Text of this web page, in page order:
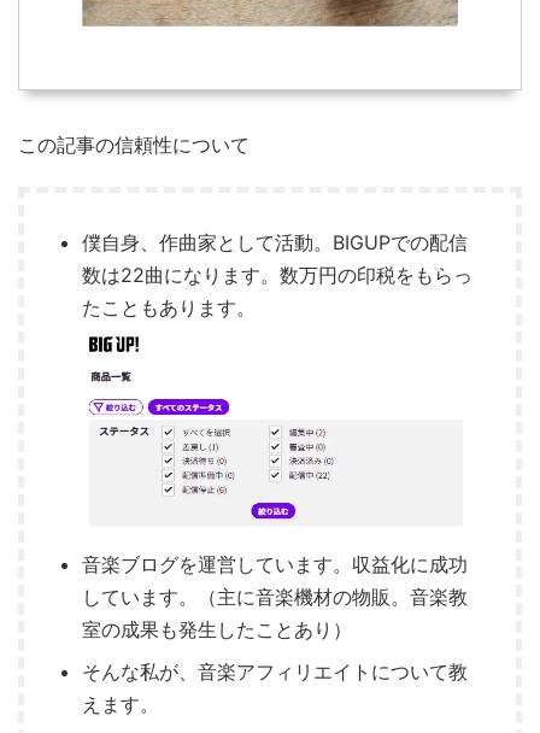
この記事の信頼性について
僕自身、作曲家として活動。BIGUPでの配信
数は22曲になります。数万円の印税をもらっ
たこともあります。
音楽ブログを運営しています。収益化に成功
しています。（主に音楽機材の物販。音楽教
室の成果も発生したことあり）
そんな私が、音楽アフィリエイトについて教
えます。